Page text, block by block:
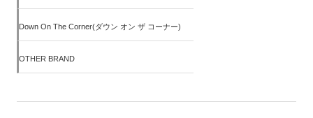
Down On The Corner(ダウン オン ザ コーナー)
OTHER BRAND